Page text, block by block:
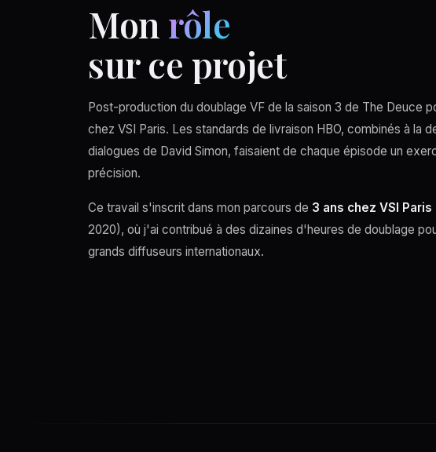
Mon rôle
sur ce projet
Post-production du doublage VF de la saison 3 de The Deuce
chez VSI Paris. Les standards de livraison HBO, combinés à la
dialogues de David Simon, faisaient de chaque épisode un
précision.
Ce travail s'inscrit dans mon parcours de 3 ans chez VSI Paris
2020), où j'ai contribué à des dizaines d'heures de doublage
grands diffuseurs internationaux.